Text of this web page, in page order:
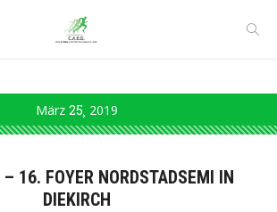
März 25 2019
16. FOYER NORDSTADSEMI IN
DIEKIRCH